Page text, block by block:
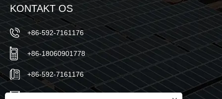
KONTAKT OS
+86-592-7161176
+86-18060901778
+86-592-7161176
sales@sic-solar.com